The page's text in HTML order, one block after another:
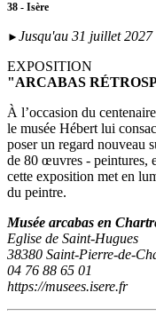
38 - Isère
► Jusqu'au 31 juillet 2027
EXPOSITION
"ARCABAS
À l’occasion du
le musée Hébert lui
poser un regard nouveau
de 80 œuvres - peintures,
cette exposition met en
du peintre.
Musée arcabas en
Eglise de Saint-Hugues
38380 Saint-Pierre-de-
04 76 88 65 01
https://musees.isere.fr